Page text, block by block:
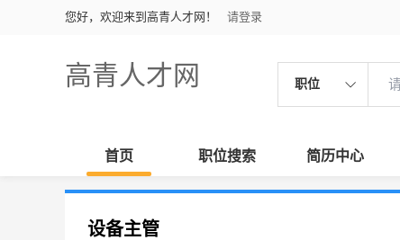
您好，欢迎来到高青人才网！ 请登录
高青人才网 职位
首页 职位搜索 简历中心
设备主管